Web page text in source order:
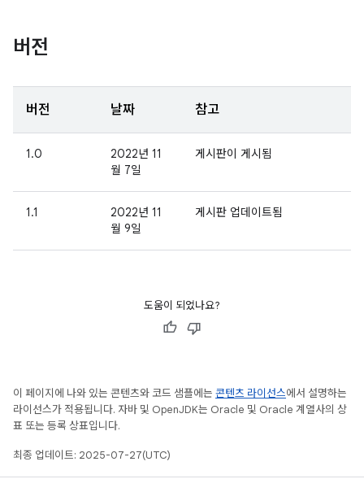
버전
버전 날짜 참고
1.0
2022년 11
월 7일
게시판이 게시됨
1.1
2022년 11
월 9일
게시판 업데이트됨
도움이 되었나요?
이 페이지에 나와 있는 콘텐츠와 코드 샘플에는 콘텐츠 라이선스에서 설명하는
라이선스가 적용됩니다. 자바 및 OpenJDK는 Oracle 및 Oracle 계열사의 상
표 또는 등록 상표입니다.
최종 업데이트: 2025-07-27(UTC)